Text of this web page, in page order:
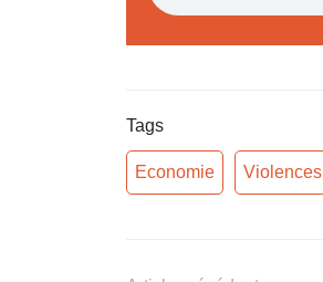
Tags
Economie Violences